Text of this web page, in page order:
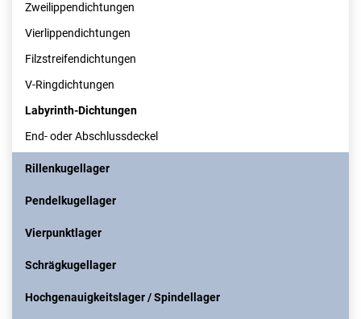
Zweilippendichtungen
Vierlippendichtungen
Filzstreifendichtungen
V-Ringdichtungen
Labyrinth-Dichtungen
End- oder Abschlussdeckel
Rillenkugellager
Pendelkugellager
Vierpunktlager
Schrägkugellager
Hochgenauigkeitslager / Spindellager